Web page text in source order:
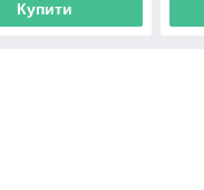
Купити